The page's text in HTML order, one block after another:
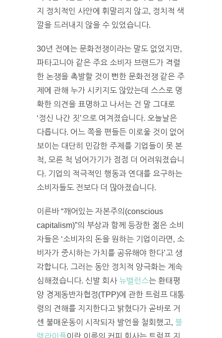
지 정치적인 사안에 휘말리지 않고, 정치적 색
깔을 드러내지 않을 수 있었습니다.
30년 전에는 문화전쟁이라는 말도 없었지만,
파타고니아 같은 주요 소비자 브랜드가 격렬
한 논쟁을 촉발할 것이 뻔한 문화전쟁 같은 주
제에 관해 누가 시키지도 않았는데 스스로 명
확한 의견을 표명하고 나서는 건 말 그대로
‘정신 나간 짓’으로 여겨졌습니다. 오늘날은
다릅니다. 어느 쪽을 편들든 이로울 것이 없어
보이는 대단히 민감한 주제를 기업들이 못 본
척, 모른 척 넘어가기가 점점 더 어려워졌습니
다. 기업의 적극적인 행동과 연대를 요구하는
소비자들도 전보다 더 많아졌습니다.
이른바 “깨어있는 자본주의(conscious
capitalism)”의 부상과 함께 등장한 젊은 소비
자들은 ‘소비자의 돈을 원하는 기업이라면, 소
비자가 중시하는 가치를 공유해야 한다’고 생
각합니다. 그러는 동안 정치적 양극화는 계속
심해졌습니다. 신발 회사 뉴밸런스는 환태평
양 경제동반자협정(TPP)에 관한 트럼프 대통
령의 견해를 지지한다고 밝혔다가 곧바로 거
센 불매운동이 시작되자 발언을 철회했고, 블
랙라이플이란 이름의 커피 회사는 트럼프 지